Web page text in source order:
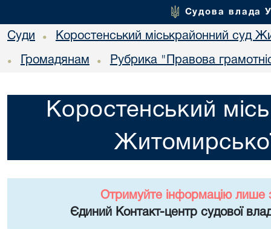
Судова влада
Суди • Коростенський міськрайонний суд
• Громадянам • Рубрика "Правова
Коростенський
Отримуйте інформацію лише
Єдиний Контакт-центр судової